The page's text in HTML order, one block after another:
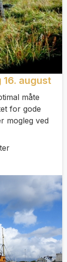
august
måte
for gode
mogleg ved